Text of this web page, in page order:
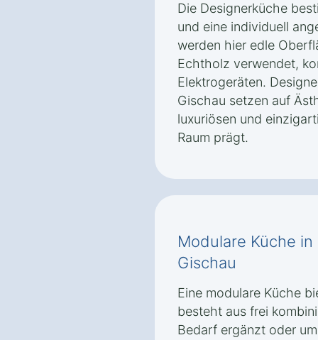
Die Designerküche
und eine individuell
werden hier edle
Echtholz verwendet,
Elektrogeräten.
Gischau setzen auf
luxuriösen und
Raum prägt.
Modulare Küche
Gischau
Eine modulare Küche
besteht aus frei
Bedarf ergänzt oder